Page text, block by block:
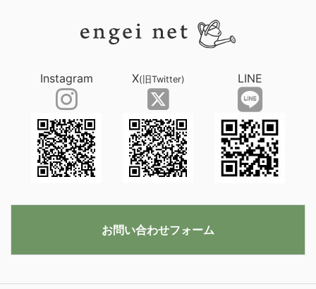
Instagram X(旧Twitter) LINE
お問い合わせフォーム